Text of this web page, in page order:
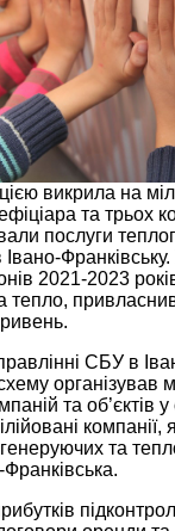
викрила на
та трьох
послуги
2021-2023
тепло,
СБУ в
та об’єктів
компанії,
та